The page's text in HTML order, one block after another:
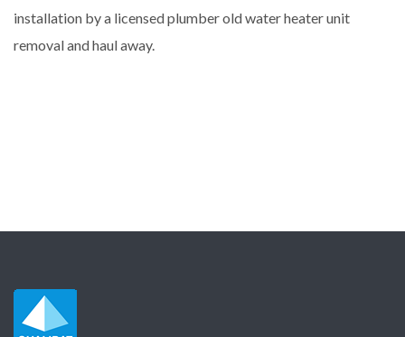
installation by a licensed plumber old water heater unit
removal and haul away.